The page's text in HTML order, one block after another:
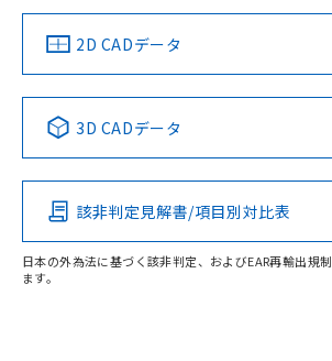
中国 RoHS 注意事項・凡例
Pb Hg Cd
O
（イギリス
船舶規格）
（ノルウェー
（フ
Yes No No
この製品の規格認証
その他の認証はこちらのページ
2D CADデータ
3D CADデータ
該非判定見解書/項目別対比表
日本の外為法に基づく該非判定、およびEAR再輸出規
ます。